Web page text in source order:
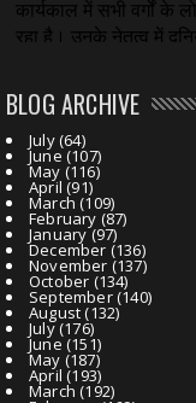
BLOG ARCHIVE
July(64)
June(107)
May (116)
April (91)
March (109)
February (87)
January(97)
December (136)
November (137)
October (134)
September(140)
August(132)
July(176)
June(151)
May (187)
April (193)
March (192)